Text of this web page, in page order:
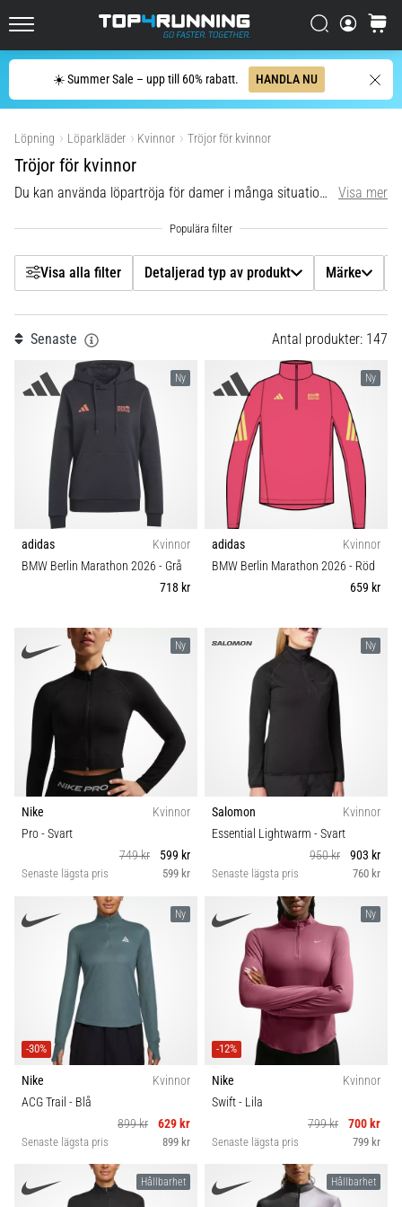
☀️ Summer Sale – upp till 60% rabatt. HANDLA NU
Sök
mening:
Det
men
är
värt
det!
fördelar
det,
vilka…
7. 8. 2026
8 min. läsning
Blixtsnabb
löpning
beeptest:
och
hur
testar
shuttle
run
snabbhet,
smidighet
och
riktningsförändringar.
Hur
det
används
6. 8. 2026
9 min. läsning
Löparknä:
Orsaker,
behandling
förebyggande
Löparknä,
Löpning Löparkläder Kvinnor Tröjor för kvinnor
Tröjor för kvinnor
Du kan använda löpartröja för damer i många situationer - för
Visa mer
Visa alla filter Detaljerad typ av produkt Märke
Filtr
Märke
Storlek
Passform
Kollektion
Kategori
Hållbarhet
Säsong
Senaste Antal produkter: 147
Ny
adidas
Kvinnor
BMW Berlin Marathon 2026 - Grå
718 kr
Ny
adidas
Kvinnor
BMW Berlin Marathon 2026 - Röd
659 kr
Ny
Nike
Kvinnor
Pro- Svart
749 kr
599 kr
Senaste lägsta pris 599 kr
Ny
Salomon
Kvinnor
Essential Lightwarm - Svart
950 kr
903 kr
Senaste lägsta pris 760 kr
Ny
-30%
Nike
Kvinnor
ACG Trail - Blå
899 kr
629 kr
Senaste lägsta pris 899 kr
Ny
-12%
Nike
Kvinnor
Swift- Lila
799 kr
700 kr
Senaste lägsta pris 799 kr
Hållbarhet Hållbarhet